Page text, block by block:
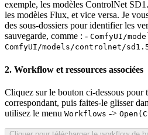
exemple, les modèles ControlNet
les modèles Flux, et vice versa. Je
des sous-dossiers pour identifier les
sauvegarde, comme : - ComfyUI/
ComfyUI/models/controlnet/
2. Workflow et ressources associées
Cliquez sur le bouton ci-dessous
correspondant, puis faites-le glisser
utilisez le menu Workflows ->